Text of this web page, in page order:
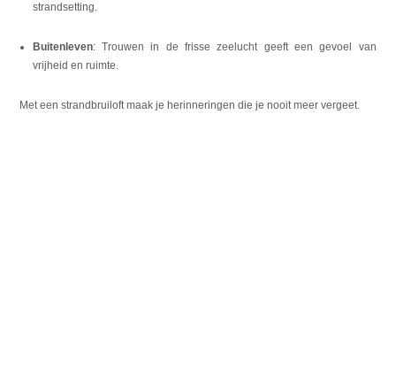
strandsetting.
Buitenleven: Trouwen in de frisse zeelucht geeft een gevoel van
vrijheid en ruimte.
Met een strandbruiloft maak je herinneringen die je nooit meer vergeet.